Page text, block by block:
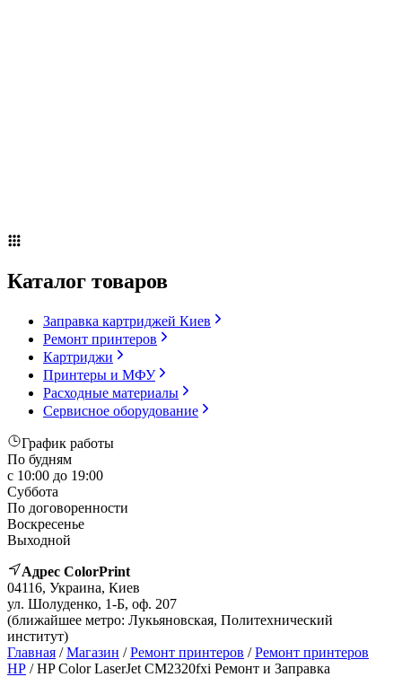
Каталог товаров
Заправка картриджей Киев
Ремонт принтеров
Картриджи
Принтеры и МФУ
Расходные материалы
Сервисное оборудование
График работы
По будням
с 10:00 до 19:00
Суббота
По договоренности
Воскресенье
Выходной
Адрес ColorPrint
04116, Украина, Киев
ул. Шолуденко, 1-Б, оф. 207
(ближайшее метро: Лукьяновская, Политехнический
институт)
Главная /Магазин /Ремонт принтеров /Ремонт принтеров
HP / HP Color LaserJet CM2320fxi Ремонт и Заправка